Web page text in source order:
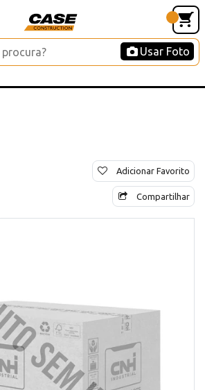
Usar Foto
Adicionar Favorito
Compartilhar